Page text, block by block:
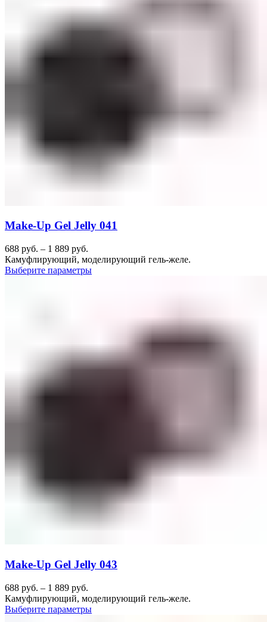
Make-Up Gel Jelly 041
688 руб. – 1 889 руб.
Камуфлирующий, моделирующий гель-желе.
Выберите параметры
Make-Up Gel Jelly 043
688 руб. – 1 889 руб.
Камуфлирующий, моделирующий гель-желе.
Выберите параметры